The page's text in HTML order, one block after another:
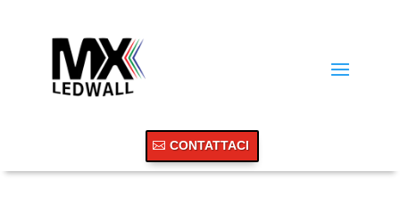
CONTATTACI